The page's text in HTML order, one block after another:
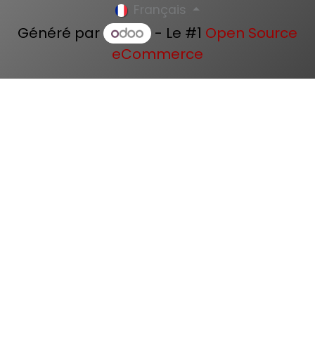
Français
Généré par - Le #1 Open Source
eCommerce